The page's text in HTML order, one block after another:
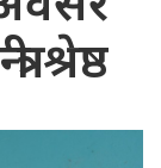
श्रेष्ठ